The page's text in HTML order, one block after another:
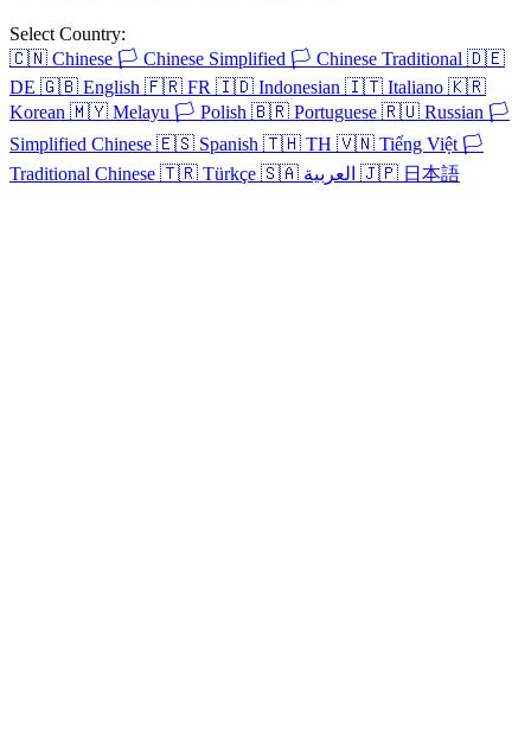
Select Country:
🇨🇳 Chinese 🏳️ Chinese Simplified 🏳️ Chinese Traditional 🇩🇪
DE 🇬🇧 English 🇫🇷 FR 🇮🇩 Indonesian 🇮🇹 Italiano 🇰🇷
Korean 🇲🇾 Melayu 🏳️ Polish 🇧🇷 Portuguese 🇷🇺 Russian 🏳️
Simplified Chinese 🇪🇸 Spanish 🇹🇭 TH 🇻🇳 Tiếng Việt 🏳️
Traditional Chinese 🇹🇷 Türkçe 🇸🇦 🇯🇵 日本語